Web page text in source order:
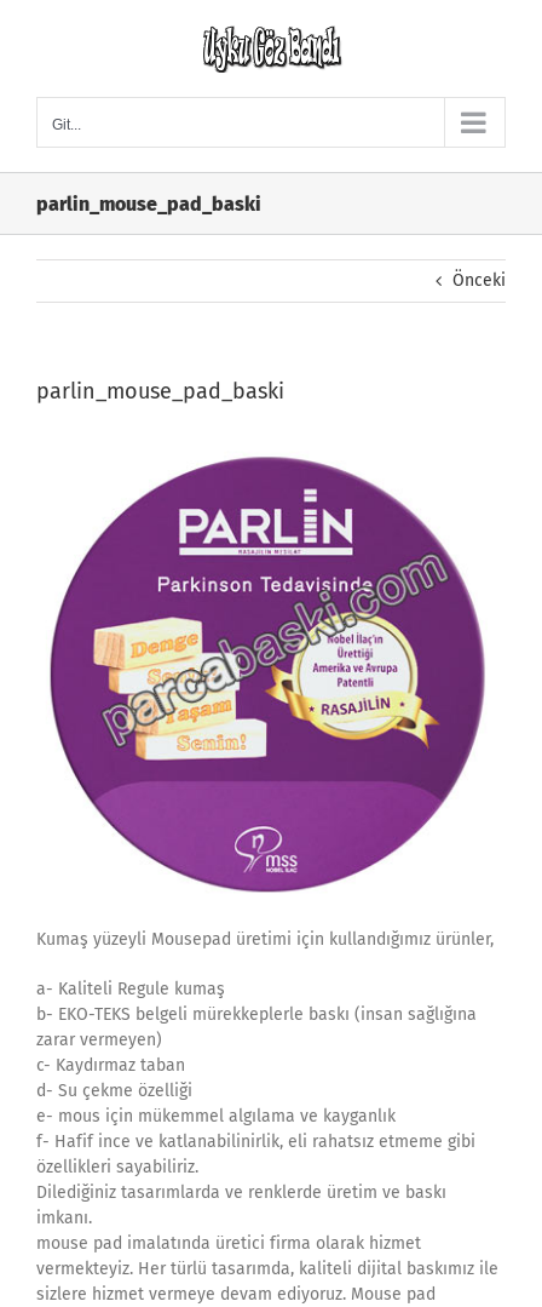
Git...
parlin_mouse_pad_baski
Önceki
parlin_mouse_pad_baski
Kumaş yüzeyli Mousepad üretimi için kullandığımız ürünler,
a- Kaliteli Regule kumaş
b- EKO-TEKS belgeli mürekkeplerle baskı (insan sağlığına
zarar vermeyen)
c- Kaydırmaz taban
d- Su çekme özelliği
e- mous için mükemmel algılama ve kayganlık
f- Hafif ince ve katlanabilinirlik, eli rahatsız etmeme gibi
özellikleri sayabiliriz.
Dilediğiniz tasarımlarda ve renklerde üretim ve baskı
imkanı.
mouse pad imalatında üretici firma olarak hizmet
vermekteyiz. Her türlü tasarımda, kaliteli dijital baskımız ile
sizlere hizmet vermeye devam ediyoruz. Mouse pad